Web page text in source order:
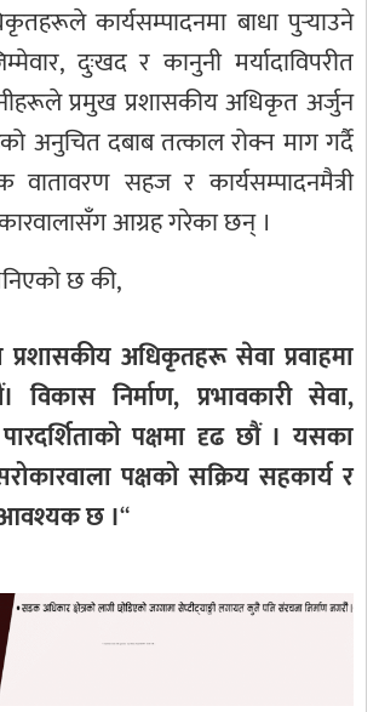
कार्यसम्पादनमा बाधा पुर्‍याउने
दुःखद र कानुनी मर्यादाविपरीत
प्रमुख प्रशासकीय अधिकृत अर्जुन
अनुचित दबाब तत्काल रोक्न माग गर्दै
वातावरण सहज र कार्यसम्पादनमैत्री
आग्रह गरेका छन् ।
छ की,
प्रशासकीय अधिकृतहरू सेवा प्रवाहमा
विकास निर्माण, प्रभावकारी सेवा,
पक्षमा दृढ छौं । यसका
पक्षको सक्रिय सहकार्य र
आवश्यक छ ।“